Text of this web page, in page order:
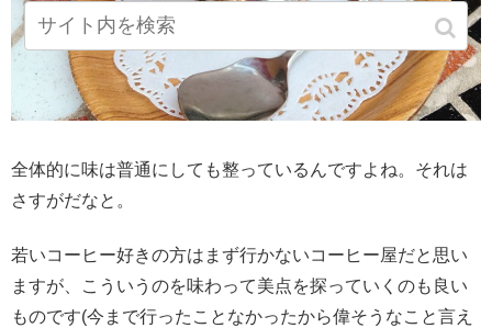
全体的に味は普通にしても整っているんですよね。それは
さすがだなと。
若いコーヒー好きの方はまず行かないコーヒー屋だと思い
ますが、こういうのを味わって美点を探っていくのも良い
ものです(今まで行ったことなかったから偉そうなこと言え